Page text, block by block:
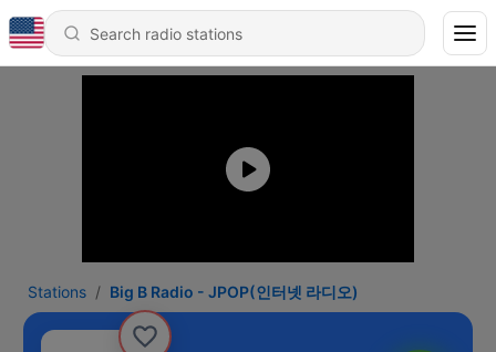
Stations Big B Radio - JPOP(인터넷 라디오)